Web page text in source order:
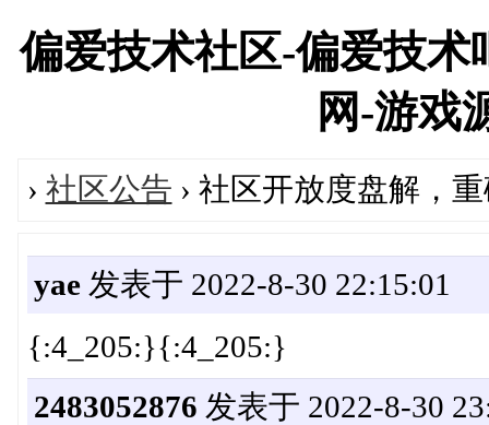
偏爱技术社区-偏爱技
网-游戏
› 社区公告 › 社区开放度盘解，
yae发表于 2022-8-30 22:15:01
{:4_205:}{:4_205:}
2483052876 发表于 2022-8-30